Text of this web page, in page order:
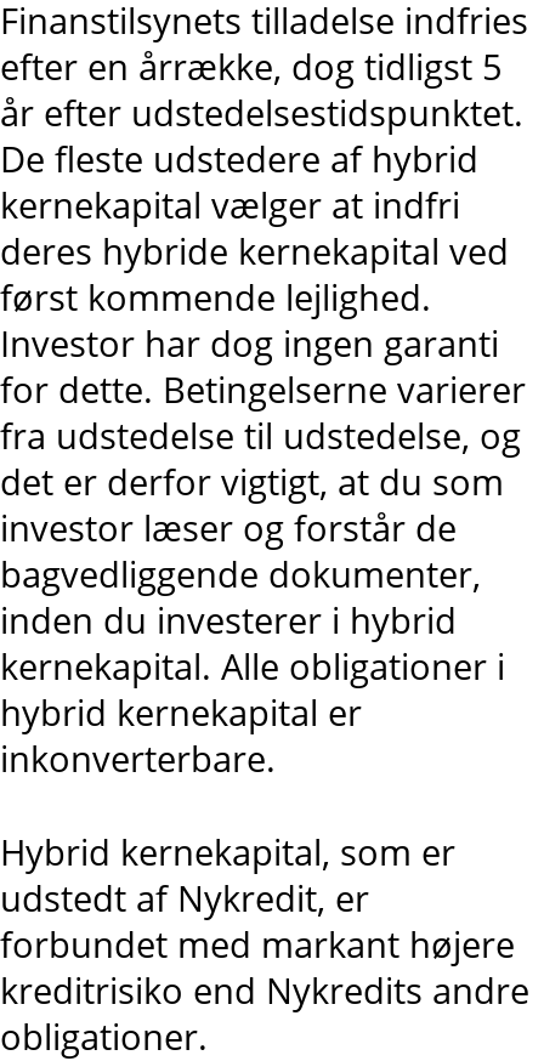
Finanstilsynets tilladelse indfries
efter en årrække, dog tidligst 5
år efter udstedelsestidspunktet.
De fleste udstedere af hybrid
kernekapital vælger at indfri
deres hybride kernekapital ved
først kommende lejlighed.
Investor har dog ingen garanti
for dette. Betingelserne varierer
fra udstedelse til udstedelse, og
det er derfor vigtigt, at du som
investor læser og forstår de
bagvedliggende dokumenter,
inden du investerer i hybrid
kernekapital. Alle obligationer i
hybrid kernekapital er
inkonverterbare.
Hybrid kernekapital, som er
udstedt af Nykredit, er
forbundet med markant højere
kreditrisiko end Nykredits andre
obligationer.